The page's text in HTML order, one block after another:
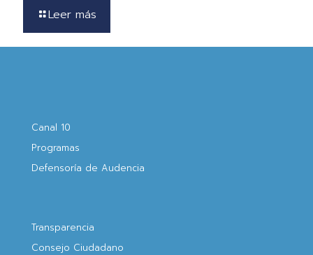
Leer más
Canal 10
Programas
Defensoría de Audencia
Transparencia
Consejo Ciudadano